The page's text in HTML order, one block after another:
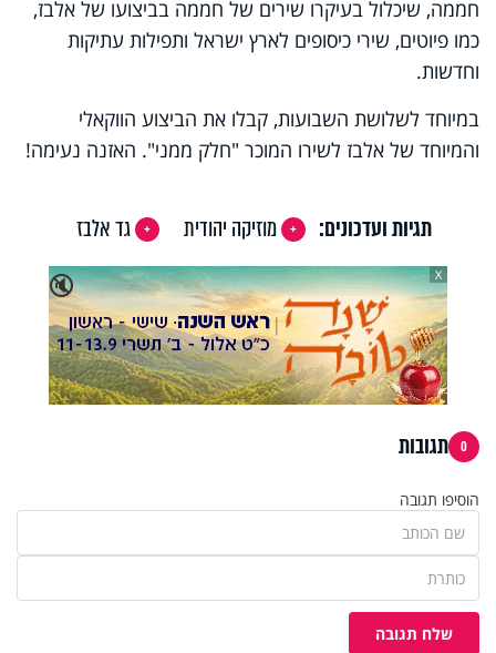
חממה, שיכלול בעיקרו שירים של חממה בביצועו של אלבז,
כמו פיוטים, שירי כיסופים לארץ ישראל ותפילות עתיקות
וחדשות.
במיוחד לשלושת השבועות, קבלו את הביצוע הווקאלי
והמיוחד של אלבז לשירו המוכר "חלק ממני". האזנה נעימה!
תגיות ועדכונים: מוזיקה יהודית
גד אלבז
🔇
X
0 תגובות
הוסיפו תגובה
שלח תגובה